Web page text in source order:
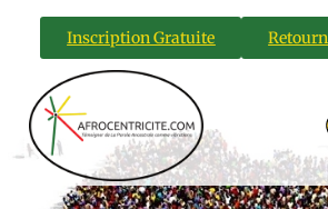
Inscription Gratuite